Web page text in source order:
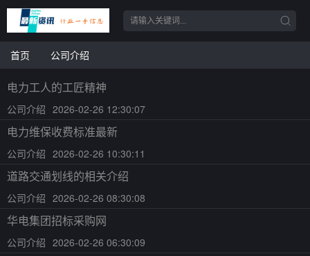
首页 公司介绍
电力工人的工匠精神
公司介绍 2026-02-26 12:30:07
电力维保收费标准最新
公司介绍 2026-02-26 10:30:11
道路交通划线的相关介绍
公司介绍 2026-02-26 08:30:08
华电集团招标采购网
公司介绍 2026-02-26 06:30:09